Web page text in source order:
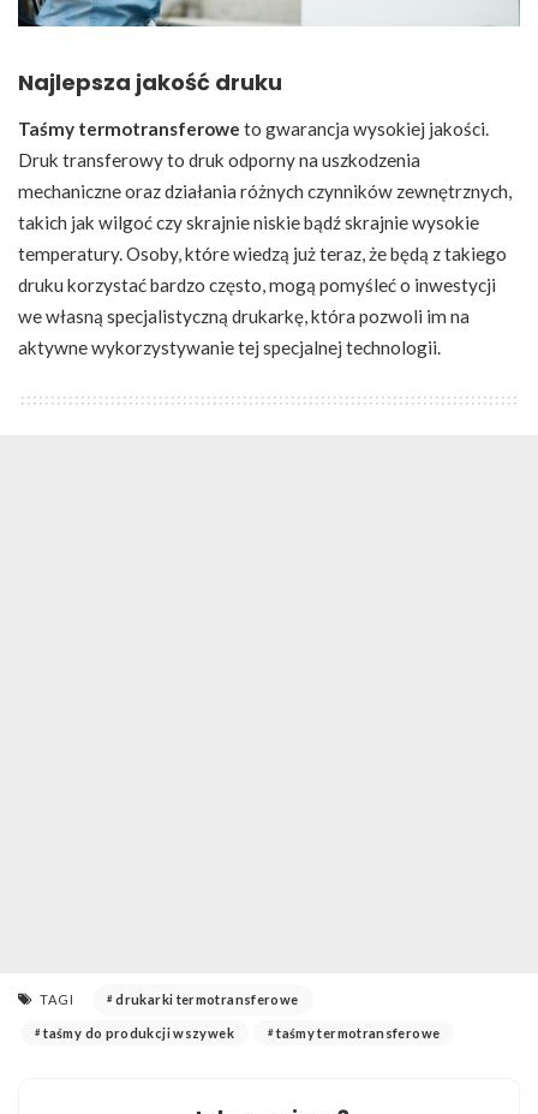
Najlepsza jakość druku
Taśmy termotransferowe to gwarancja wysokiej jakości.
Druk transferowy to druk odporny na uszkodzenia
mechaniczne oraz działania różnych czynników zewnętrznych,
takich jak wilgoć czy skrajnie niskie bądź skrajnie wysokie
temperatury. Osoby, które wiedzą już teraz, że będą z takiego
druku korzystać bardzo często, mogą pomyśleć o inwestycji
we własną specjalistyczną drukarkę, która pozwoli im na
aktywne wykorzystywanie tej specjalnej technologii.
TAGI drukarki termotransferowe
taśmy do produkcji wszywek taśmy termotransferowe